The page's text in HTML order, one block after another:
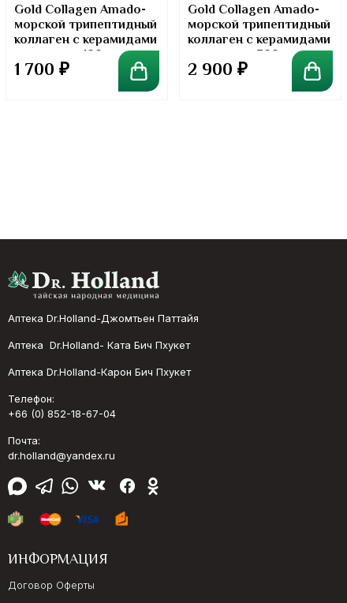
Gold Collagen Amado-
морской трипептидный
коллаген с керамидами
в порошке. 100 грамм
1 700 ₽
Gold Collagen Amado-
морской трипептидный
коллаген с керамидами
в порошке. 300 грамм
2 900 ₽
Аптека Dr.Holland-Джомтьен Паттайя
Аптека Dr.Holland- Ката Бич Пхукет
Аптека Dr.Holland-Карон Бич Пхукет
Телефон:
+66 (0) 852-18-67-04
Почта:
dr.holland@yandex.ru
ИНФОРМАЦИЯ
Договор Оферты